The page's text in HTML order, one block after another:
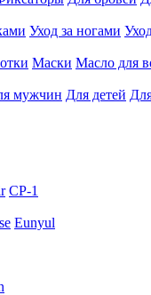
Уход за ногами
Маски Масло для
мужчин Для детей
CP-1
Eunyul